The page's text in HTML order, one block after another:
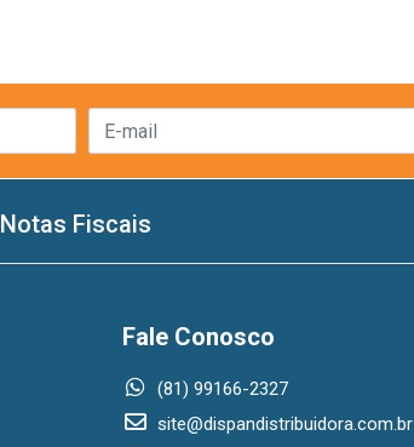
Notas Fiscais
Fale Conosco
(81) 99166-2327
site@dispandistribuidora.com.br